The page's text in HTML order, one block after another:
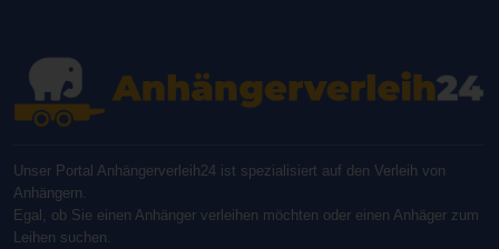
Unser Portal Anhängerverleih24 ist spezialisiert auf den Verleih von
Anhängern.
Egal, ob Sie einen Anhänger verleihen möchten oder einen Anhäger zum
Leihen suchen.